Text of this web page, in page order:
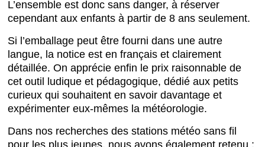
L’ensemble est donc sans danger, à réserver
cependant aux enfants à partir de 8 ans seulement.
Si l’emballage peut être fourni dans une autre
langue, la notice est en français et clairement
détaillée. On apprécie enfin le prix raisonnable de
cet outil ludique et pédagogique, dédié aux petits
curieux qui souhaitent en savoir davantage et
expérimenter eux-mêmes la météorologie.
Dans nos recherches des stations météo sans fil
pour les plus jeunes, nous avons également retenu :